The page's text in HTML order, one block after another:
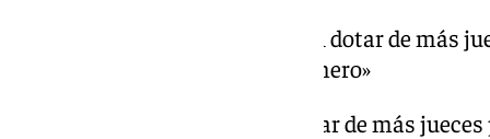
«Es fundamental y esencial dotar de más
víctimas de violencia de género»
«Es fundamental y esencial dotar de más